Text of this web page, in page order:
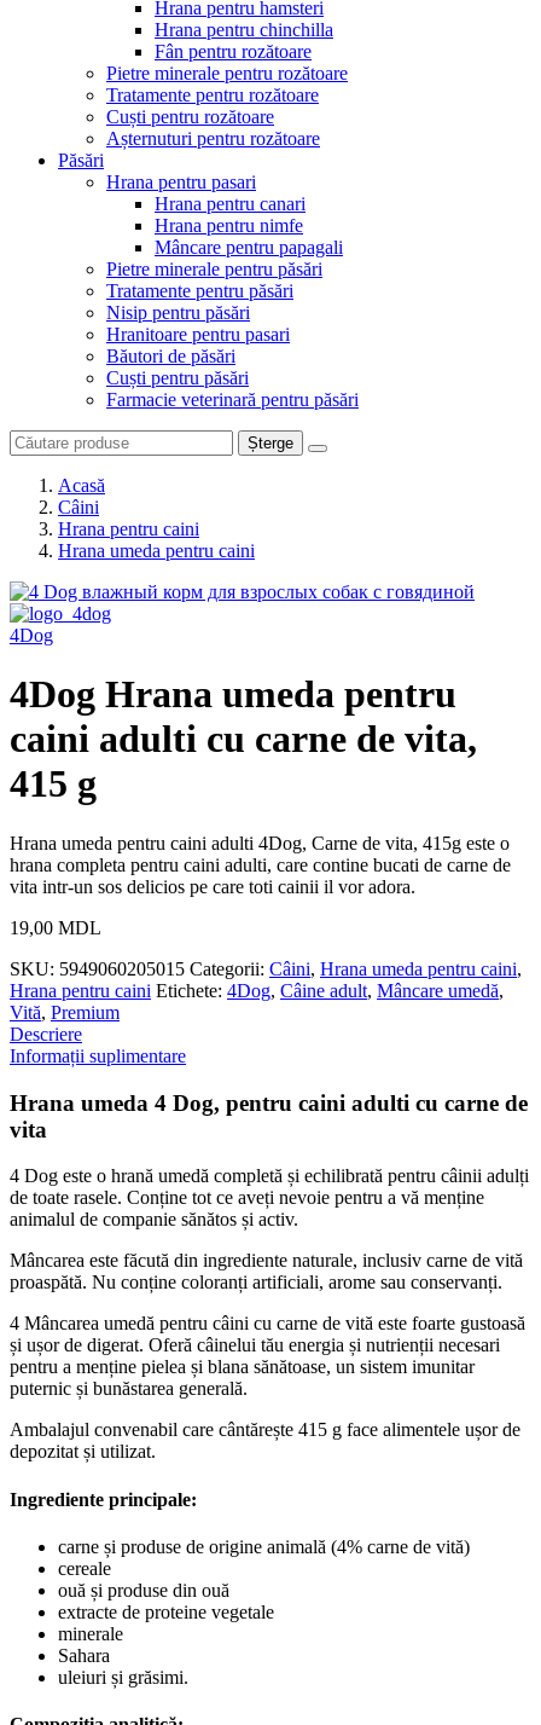
Hrana pentru hamsteri
Hrana pentru chinchilla
Fân pentru rozătoare
Pietre minerale pentru rozătoare
Tratamente pentru rozătoare
Cuști pentru rozătoare
Așternuturi pentru rozătoare
Păsări
Hrana pentru pasari
Hrana pentru canari
Hrana pentru nimfe
Mâncare pentru papagali
Pietre minerale pentru păsări
Tratamente pentru păsări
Nisip pentru păsări
Hranitoare pentru pasari
Băutori de păsări
Cuști pentru păsări
Farmacie veterinară pentru păsări
Șterge
Acasă
Câini
Hrana pentru caini
Hrana umeda pentru caini
4Dog
4Dog Hrana umeda pentru
caini adulti cu carne de vita,
415 g
Hrana umeda pentru caini adulti 4Dog, Carne de vita, 415g este o
hrana completa pentru caini adulti, care contine bucati de carne de
vita intr-un sos delicios pe care toti cainii il vor adora.
19,00 MDL
SKU: 5949060205015 Categorii: Câini, Hrana umeda pentru caini,
Hrana pentru caini Etichete: 4Dog, Câine adult, Mâncare umedă,
Vită, Premium
Descriere
Informații suplimentare
Hrana umeda 4 Dog, pentru caini adulti cu carne de
vita
4 Dog este o hrană umedă completă și echilibrată pentru câinii adulți
de toate rasele. Conține tot ce aveți nevoie pentru a vă menține
animalul de companie sănătos și activ.
Mâncarea este făcută din ingrediente naturale, inclusiv carne de vită
proaspătă. Nu conține coloranți artificiali, arome sau conservanți.
4 Mâncarea umedă pentru câini cu carne de vită este foarte gustoasă
și ușor de digerat. Oferă câinelui tău energia și nutrienții necesari
pentru a menține pielea și blana sănătoase, un sistem imunitar
puternic și bunăstarea generală.
Ambalajul convenabil care cântărește 415 g face alimentele ușor de
depozitat și utilizat.
Ingrediente principale:
carne și produse de origine animală (4% carne de vită)
cereale
ouă și produse din ouă
extracte de proteine vegetale
minerale
Sahara
uleiuri și grăsimi.